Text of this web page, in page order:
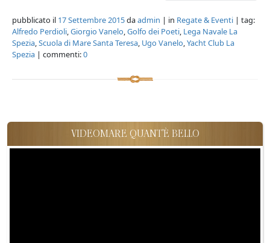
pubblicato il 17 Settembre 2015daadmin | in Regate & Eventi | tag:
Alfredo Perdioli,Giorgio Vanelo,Golfo dei Poeti, Lega Navale La
Spezia,Scuola di Mare Santa Teresa, Ugo Vanelo,Yacht Club La
Spezia | commenti:0
VIDEOMARE QUANT'È BELLO